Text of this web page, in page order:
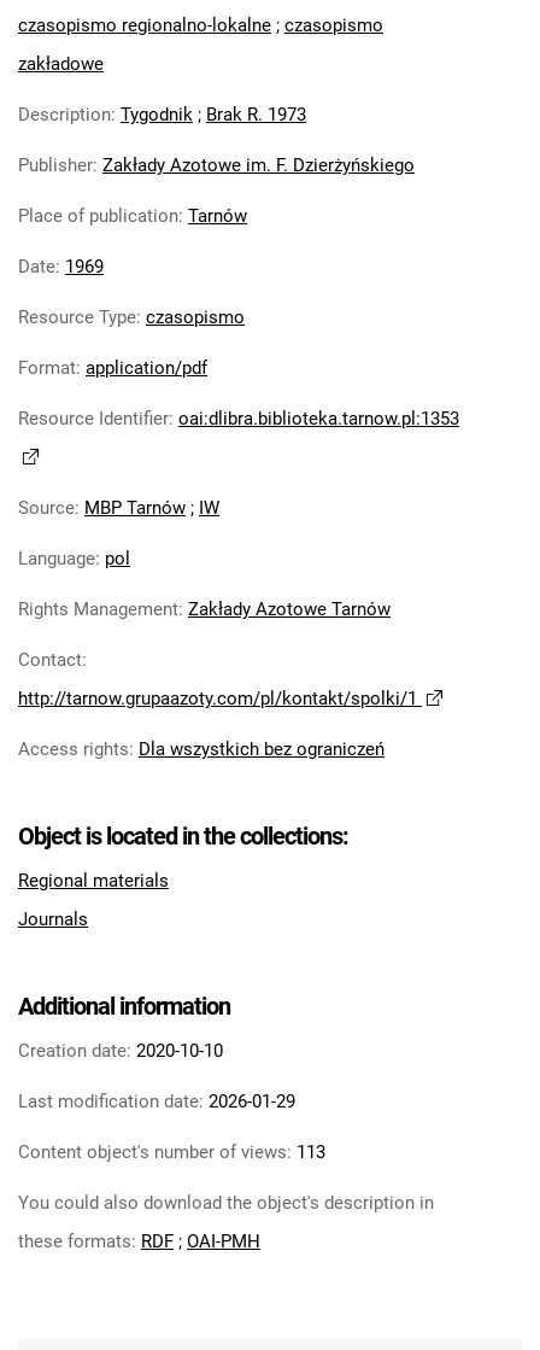
Tarnowskie Azoty : Organ Samorządu
Tarnowskie Azoty : Organ Samorządu
Feliksa Dzierżyńskiego. 1969, nr 7
Robotniczego Zakładów Azotowych im.
Robotniczego Zakładów Azotowych im.
Feliksa Dzierżyńskiego. 1969, nr 9
Robotniczego Zakładów Azotowych im.
Robotniczego Zakładów Azotowych im.
Feliksa Dzierżyńskiego. 1969, nr 11
Robotniczego Zakładów Azotowych im.
Robotniczego Zakładów Azotowych im.
Tarnowskie Azoty : Organ Samorządu
Feliksa Dzierżyńskiego. 1969, nr 14
Robotniczego Zakładów Azotowych im.
Feliksa Dzierżyńskiego. 1969, nr 16
Tarnowskie Azoty : Organ Samorządu
Feliksa Dzierżyńskiego. 1969, nr 17
Tarnowskie Azoty : Organ Samorządu
Feliksa Dzierżyńskiego. 1969, nr 18
Tarnowskie Azoty : Organ Samorządu
czasopismo regionalno-lokalne ; czasopismo
zakładowe
Description: Tygodnik ; Brak R. 1973
Publisher: Zakłady Azotowe im. F. Dzierżyńskiego
Place of publication: Tarnów
Date: 1969
Resource Type: czasopismo
Format: application/pdf
Resource Identifier: oai:dlibra.biblioteka.tarnow.pl:1353
Source: MBP Tarnów ; IW
Language: pol
Rights Management: Zakłady Azotowe Tarnów
Contact:
http://tarnow.grupaazoty.com/pl/kontakt/spolki/1
Access rights: Dla wszystkich bez ograniczeń
Object is located in the collections:
Regional materials
Journals
Additional information
Creation date: 2020-10-10
Last modification date: 2026-01-29
Content object's number of views: 113
You could also download the object's description in
these formats: RDF ; OAI-PMH